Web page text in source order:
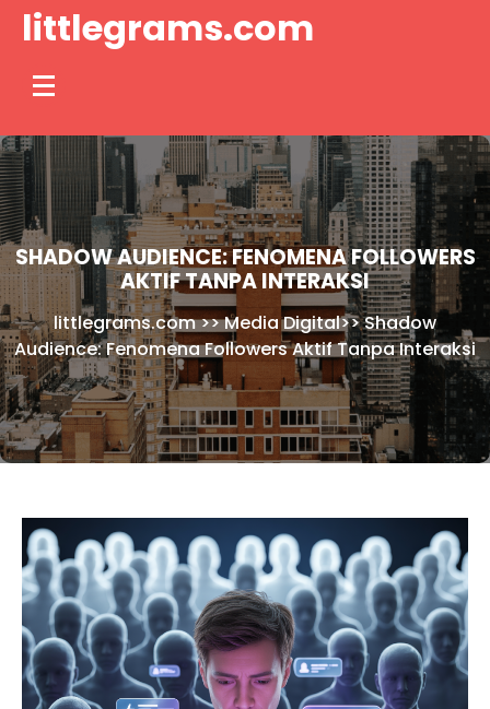
Skiplittlegrams.com
SHADOW AUDIENCE: FENOMENA FOLLOWERS
AKTIF TANPA INTERAKSI
littlegrams.com>>Media Digital>>Shadow
Audience: Fenomena Followers Aktif Tanpa Interaksi